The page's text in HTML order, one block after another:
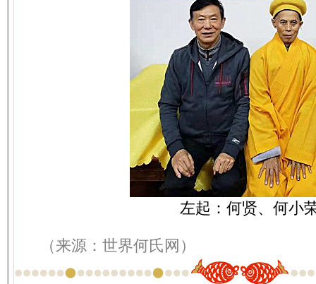
左起：何贤、何小
（来源：世界何氏网）